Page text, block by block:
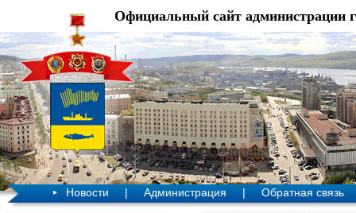
Официальный сайт администрации
Новости | Администрация | Обратная связь